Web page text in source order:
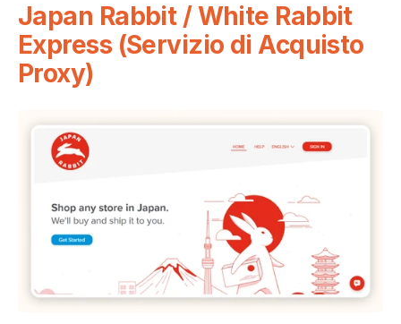
Japan Rabbit / White Rabbit
Express (Servizio di Acquisto
Proxy)